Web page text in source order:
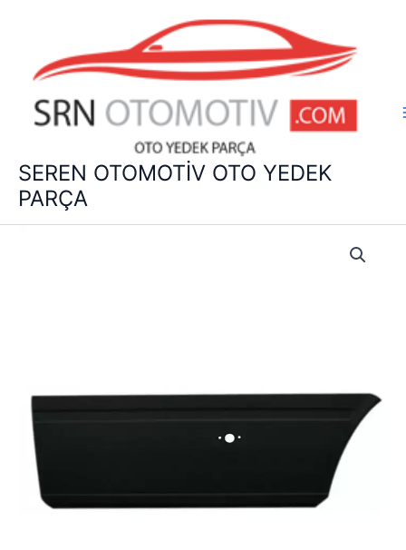
SEREN OTOMOTİV OTO YEDEK
PARÇA